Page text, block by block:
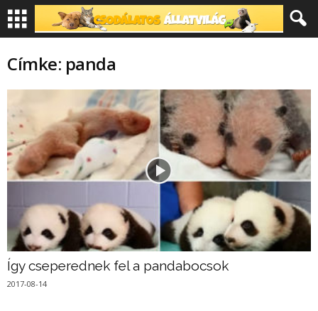
Címke: panda
Így cseperednek fel a pandabocsok
2017-08-14